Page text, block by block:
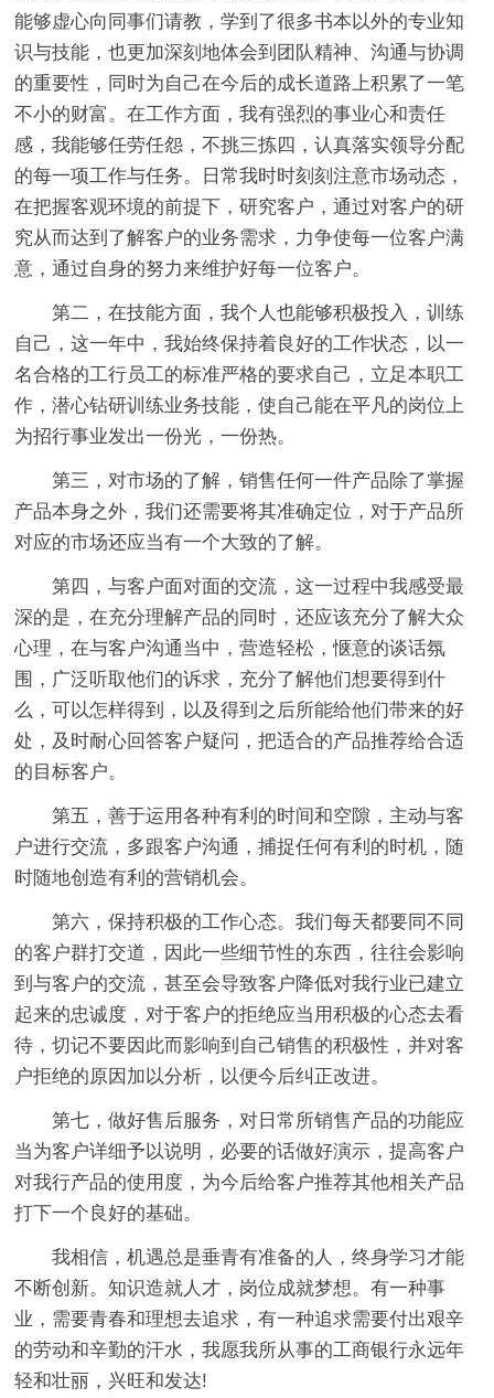
能够虚心向同事们请教，学到了很多书本以外的专业知
识与技能，也更加深刻地体会到团队精神、沟通与协调
的重要性，同时为自己在今后的成长道路上积累了一笔
不小的财富。在工作方面，我有强烈的事业心和责任
感，我能够任劳任怨，不挑三拣四，认真落实领导分配
的每一项工作与任务。日常我时时刻刻注意市场动态，
在把握客观环境的前提下，研究客户，通过对客户的研
究从而达到了解客户的业务需求，力争使每一位客户满
意，通过自身的努力来维护好每一位客户。
第二，在技能方面，我个人也能够积极投入，训练
自己，这一年中，我始终保持着良好的工作状态，以一
名合格的工行员工的标准严格的要求自己，立足本职工
作，潜心钻研训练业务技能，使自己能在平凡的岗位上
为招行事业发出一份光，一份热。
第三，对市场的了解，销售任何一件产品除了掌握
产品本身之外，我们还需要将其准确定位，对于产品所
对应的市场还应当有一个大致的了解。
第四，与客户面对面的交流，这一过程中我感受最
深的是，在充分理解产品的同时，还应该充分了解大众
心理，在与客户沟通当中，营造轻松，惬意的谈话氛
围，广泛听取他们的诉求，充分了解他们想要得到什
么，可以怎样得到，以及得到之后所能给他们带来的好
处，及时耐心回答客户疑问，把适合的产品推荐给合适
的目标客户。
第五，善于运用各种有利的时间和空隙，主动与客
户进行交流，多跟客户沟通，捕捉任何有利的时机，随
时随地创造有利的营销机会。
第六，保持积极的工作心态。我们每天都要同不同
的客户群打交道，因此一些细节性的东西，往往会影响
到与客户的交流，甚至会导致客户降低对我行业已建立
起来的忠诚度，对于客户的拒绝应当用积极的心态去看
待，切记不要因此而影响到自己销售的积极性，并对客
户拒绝的原因加以分析，以便今后纠正改进。
第七，做好售后服务，对日常所销售产品的功能应
当为客户详细予以说明，必要的话做好演示，提高客户
对我行产品的使用度，为今后给客户推荐其他相关产品
打下一个良好的基础。
我相信，机遇总是垂青有准备的人，终身学习才能
不断创新。知识造就人才，岗位成就梦想。有一种事
业，需要青春和理想去追求，有一种追求需要付出艰辛
的劳动和辛勤的汗水，我愿我所从事的工商银行永远年
轻和壮丽，兴旺和发达!